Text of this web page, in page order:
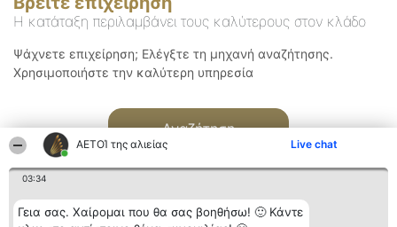
ΑΕΤΟΊ της αλιείας Live chat
03:34
Γεια σας. Χαίρομαι που θα σας βοηθήσω! 🙂 Κάντε
Η κατάταξη περιλαμβάνει τους καλύτερους στον κλάδο
Ψάχνετε επιχείρηση; Ελέγξτε τη μηχανή αναζήτησης.
Χρησιμοποιήστε την καλύτερη υπηρεσία
Αναζήτηση